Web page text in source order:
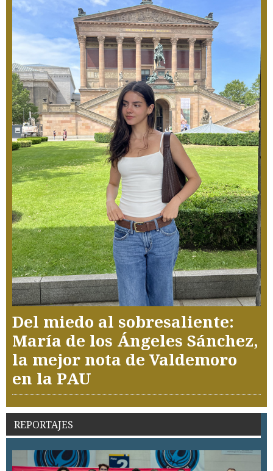
Del miedo al sobresaliente:
María de los Ángeles Sánchez,
la mejor nota de Valdemoro
en la PAU
REPORTAJES